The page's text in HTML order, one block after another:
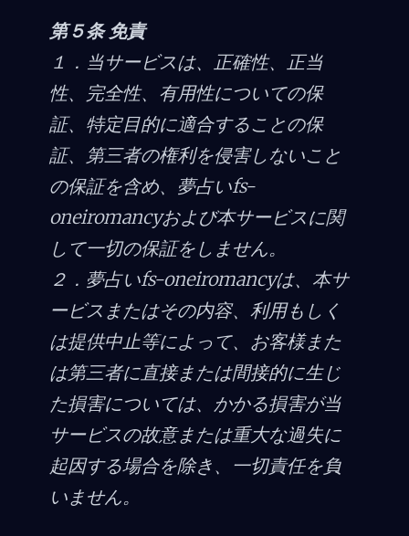
第５条 免責
１．当サービスは、正確性、正当
性、完全性、有用性についての保
証、特定目的に適合することの保
証、第三者の権利を侵害しないこと
の保証を含め、夢占いfs-
oneiromancyおよび本サービスに関
して一切の保証をしません。
２．夢占いfs-oneiromancyは、本サ
ービスまたはその内容、利用もしく
は提供中止等によって、お客様また
は第三者に直接または間接的に生じ
た損害については、かかる損害が当
サービスの故意または重大な過失に
起因する場合を除き、一切責任を負
いません。